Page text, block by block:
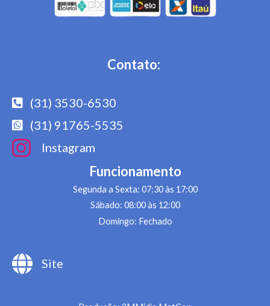
Contato:
(31) 3530-6530
(31) 91765-5535
Instagram
Funcionamento
Segunda a Sexta: 07:30 às 17:00
Sábado: 08:00 às 12:00
Domingo: Fechado
Site